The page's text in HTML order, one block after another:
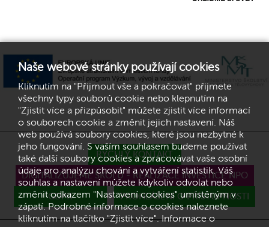
RYCHLÝ KONTAKT
DIGITALIZUJEME ŠKOLU - REALIZACE INVESTICE NPO
GDPR PROHLÁŠENÍ O PŘÍSTUPNOSTI
Naše webové stránky používají cookies
Kliknutím na "Přijmout vše a pokračovat" přijmete
všechny typy souborů cookie nebo klepnutím na
"Zjistit více a přizpůsobit" můžete zjistit více informací
o souborech cookie a změnit jejich nastavení. Náš
web používá soubory cookies, které jsou nezbytné k
jeho fungování. S vaším souhlasem budeme používat
také další soubory cookies a zpracovávat vaše osobní
údaje pro analýzu chování a vytváření statistik. Váš
souhlas a nastavení můžete kdykoliv odvolat nebo
změnit odkazem "Nastavení cookies" umístěným v
zápatí. Podrobné informace o cookies naleznete
kliknutím na tlačítko "Zjistit více". Informace o